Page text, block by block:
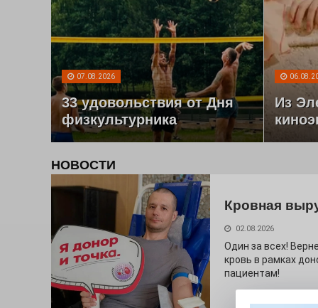
07.08.2026
33 удовольствия от Дня
физкультурника
Из
НОВОСТИ
Кровная
02.08.2026
Один за всех!
кровь в рамках
пациентам!